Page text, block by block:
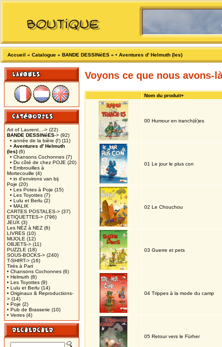
Accueil » Catalogue » BANDE DESSINéES » • Aventures d' Helmuth (les)
Art of Laurent...-> (22)
BANDE DESSINéES-> (92)
• année de la bière (l') (11)
• Aventures d' Helmuth
(les) (6)
• Chansons Cochonnes (7)
• Du côté de chez POJE (20)
• Embrouilles à
Mortecouille (4)
• in d'environs van bij
Poje (20)
• Les Potes à Poje (15)
• Les Toyottes (7)
• Lulu et Berlu (2)
• MALIK
CARTES POSTALES-> (37)
ETIQUETTES-> (796)
JEUX (3)
Les NEZ à NEZ (6)
LIVRES (10)
MIJOLE (12)
OBJETS-> (11)
PUZZLE (18)
SOUS-BOCKS-> (240)
T-SHIRT-> (16)
Tirés à Part
• Chansons Cochonnes (6)
• Helmuth (8)
• Les Toyottes (9)
• Lulu et Berlu (14)
• Originaux & Reproductions-
> (14)
• Poje (2)
• Pub de Brasserie (10)
• Verres (4)
Voyons ce que nous avons-
Nom du produit+
00 Humour en tranch(é)es
01 Le jour le plus con
02 Le Chouchou
03 Guerre et pets
04 Trippes à la mode du camp
05 Retour vers le Fürher